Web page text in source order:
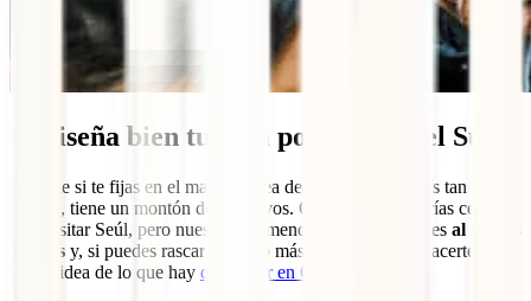
5. Diseña bien tu ruta por Corea del Sur
Aunque si te fijas en el mapa, Corea del Sur no es un país tan
grande, tiene un montón de atractivos. Obviamente, podrías ceñirte a
solo visitar Seúl, pero nuestra recomendación es que le des al menos
10 días y, si puedes rascar un poco más, mejor 15 para hacerte una
buena idea de lo que hay que hacer en Corea